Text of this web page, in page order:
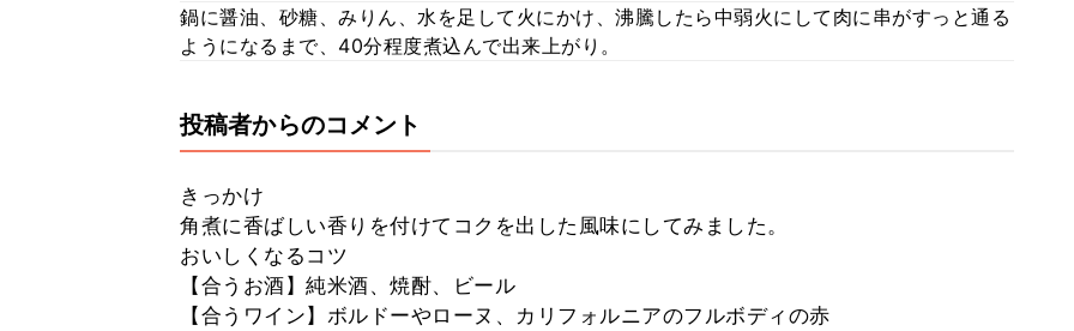
鍋に醤油、砂糖、みりん、水を足して火にかけ、沸騰したら中弱火にして肉に串がすっと通る
ようになるまで、40分程度煮込んで出来上がり。
投稿者からのコメント
きっかけ
角煮に香ばしい香りを付けてコクを出した風味にしてみました。
おいしくなるコツ
【合うお酒】純米酒、焼酎、ビール
【合うワイン】ボルドーやローヌ、カリフォルニアのフルボディの赤